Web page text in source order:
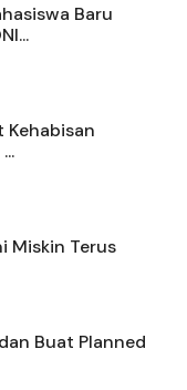
Baru
Kehabisan
Miskin Terus
Buat Planned